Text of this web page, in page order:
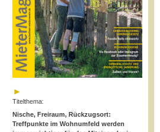
Titelthema:
Nische, Freiraum, Rückzugsort:
Treffpunkte im Wohnumfeld werden